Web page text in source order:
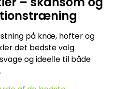
på knæ, hofter og
det bedste valg.
og ideelle til både